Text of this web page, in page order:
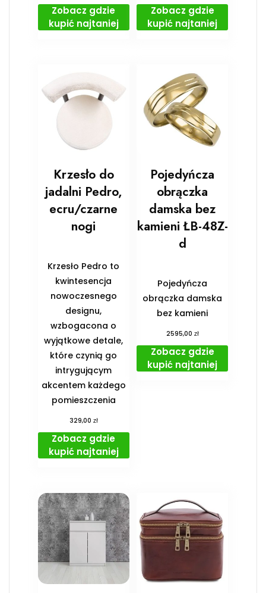
Zobacz gdzie
kupić najtaniej
Zobacz gdzie
kupić najtaniej
Krzesło do
jadalni Pedro,
ecru/czarne
nogi
Krzesło Pedro to
kwintesencja
nowoczesnego
designu,
wzbogacona o
wyjątkowe detale,
które czynią go
intrygującym
akcentem każdego
pomieszczenia
329,00 zł
Zobacz gdzie
kupić najtaniej
Pojedyńcza
obrączka
damska bez
kamieni ŁB-48Z-
d
Pojedyńcza
obrączka damska
bez kamieni
2595,00 zł
Zobacz gdzie
kupić najtaniej